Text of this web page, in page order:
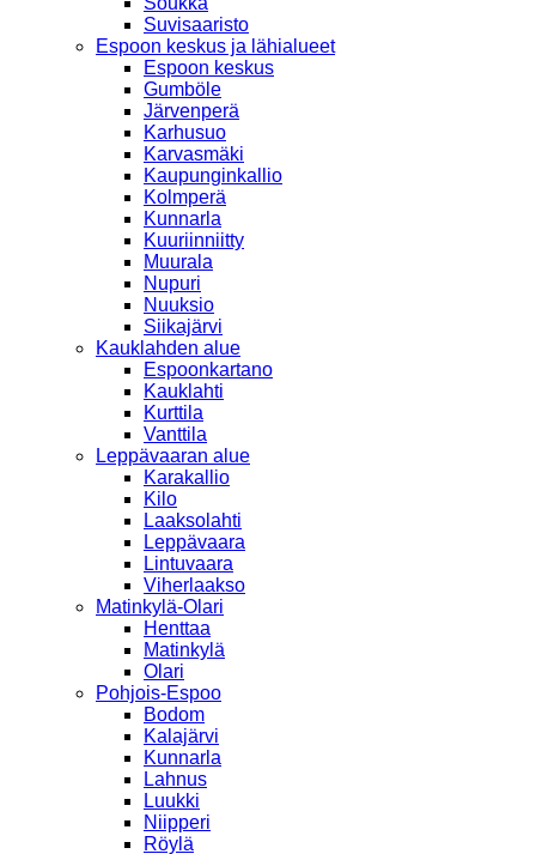
Suvisaaristo
Espoon keskus ja lähialueet
Espoon keskus
Gumböle
Järvenperä
Karhusuo
Karvasmäki
Kaupunginkallio
Kolmperä
Kunnarla
Kuuriinniitty
Muurala
Nupuri
Nuuksio
Siikajärvi
Kauklahden alue
Espoonkartano
Kauklahti
Kurttila
Vanttila
Leppävaaran alue
Karakallio
Kilo
Laaksolahti
Leppävaara
Lintuvaara
Viherlaakso
Matinkylä-Olari
Henttaa
Matinkylä
Olari
Pohjois-Espoo
Bodom
Kalajärvi
Kunnarla
Lahnus
Luukki
Niipperi
Röylä